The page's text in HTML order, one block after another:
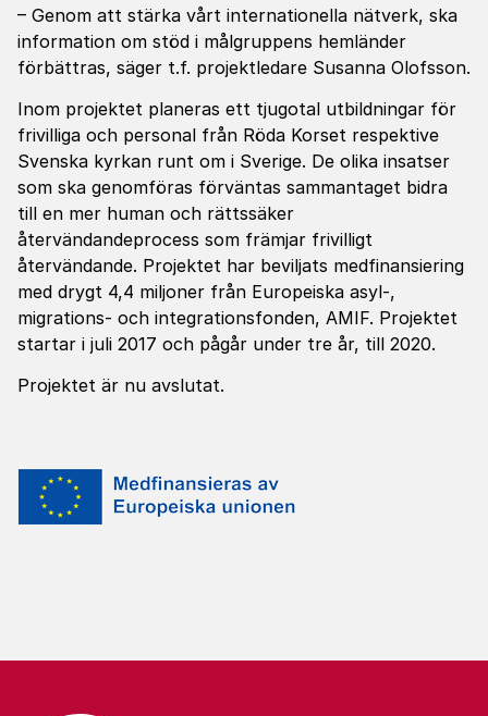
– Genom att stärka vårt internationella nätverk, ska
information om stöd i målgruppens hemländer
förbättras, säger t.f. projektledare Susanna Olofsson.
Inom projektet planeras ett tjugotal utbildningar för
frivilliga och personal från Röda Korset respektive
Svenska kyrkan runt om i Sverige. De olika insatser
som ska genomföras förväntas sammantaget bidra
till en mer human och rättssäker
återvändandeprocess som främjar frivilligt
återvändande. Projektet har beviljats medfinansiering
med drygt 4,4 miljoner från Europeiska asyl-,
migrations- och integrationsfonden, AMIF. Projektet
startar i juli 2017 och pågår under tre år, till 2020.
Projektet är nu avslutat.